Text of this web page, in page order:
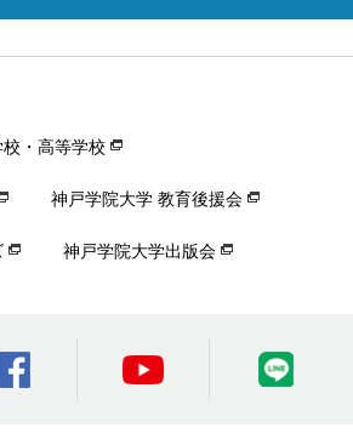
・高等学校
神戸学院大学 教育後援会
神戸学院大学出版会